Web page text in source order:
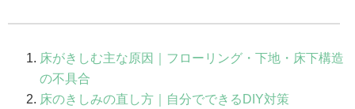
床がきしむ主な原因｜フローリング・下地・床下構造
の不具合
床のきしみの直し方｜自分でできるDIY対策